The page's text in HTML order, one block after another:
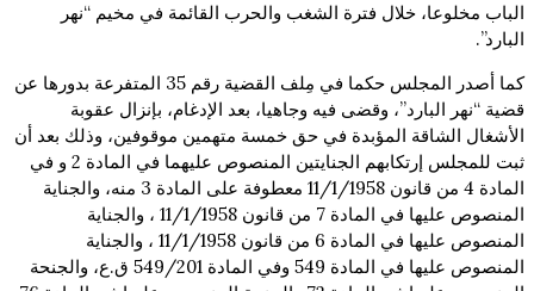
الباب مخلوعا، خلال فترة الشغب والحرب القائمة في مخيم “نهر
البارد”.
كما أصدر المجلس حكما في مِلف القضية رقم 35 المتفرعة بدورها عن
قضية “نهر البارد”، وقضى فيه وجاهيا، بعد الإدغام، بإنزال عقوبة
الأشغال الشاقة المؤبدة في حق خمسة متهمين موقوفين، وذلك بعد أن
ثبت للمجلس إرتكابهم الجنايتين المنصوص عليهما في المادة 2 و في
المادة 4 من قانون 11/1/1958 معطوفة على المادة 3 منه، والجناية
المنصوص عليها في المادة 7 من قانون 11/1/1958 ، والجناية
المنصوص عليها في المادة 6 من قانون 11/1/1958 ، والجناية
المنصوص عليها في المادة 549 وفي المادة 549/201 ق.ع، والجنحة